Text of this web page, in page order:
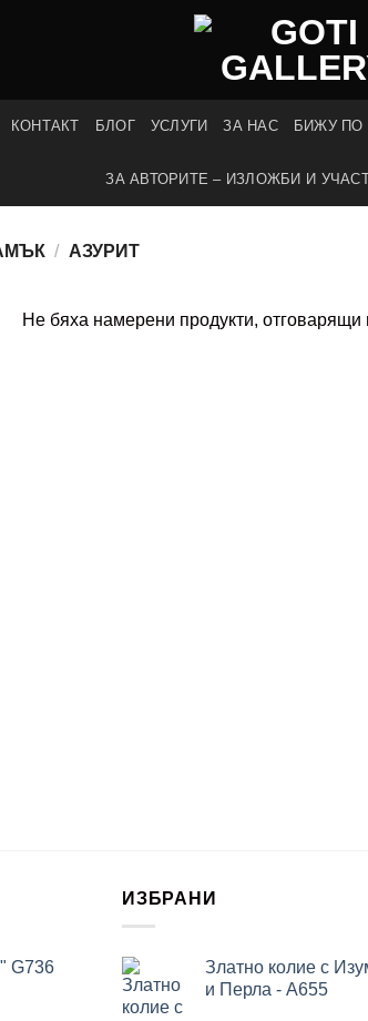
КОНТАКТ БЛОГ УСЛУГИ ЗА НАС БИЖУ ПО
ЗА АВТОРИТЕ – ИЗЛОЖБИ И
/ АЗУРИТ
Не бяха намерени продукти, отговарящи
G736
ИЗБРАНИ
Златно колие с
и Перла - A655